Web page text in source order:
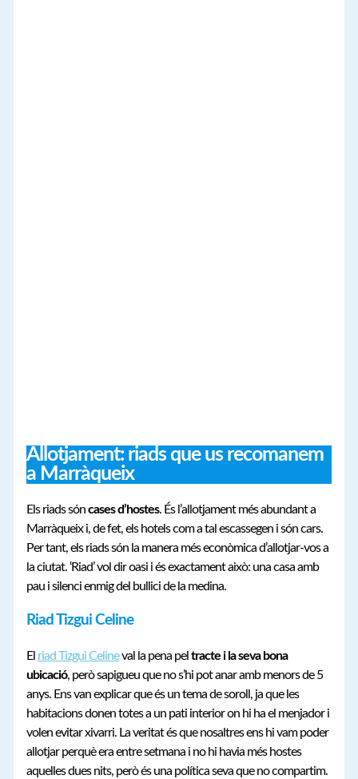
Allotjament: riads que us recomanem
a Marràqueix
Els riads sóncases d’hostes. És l’allotjament més abundant a
Marràqueix i, de fet, els hotels com a tal escassegen i són cars.
Per tant, els riads són la manera més econòmica d’allotjar-vos a
la ciutat. ‘Riad’ vol dir oasi i és exactament això: una casa amb
pau i silenci enmig del bullici de la medina.
Riad Tizgui Celine
El riad Tizgui Celineval la pena peltracte i la seva bona
ubicació, però sapigueu que no s’hi pot anar amb menors de 5
anys. Ens van explicar que és un tema de soroll, ja que les
habitacions donen totes a un pati interior on hi ha el menjador i
volen evitar xivarri. La veritat és que nosaltres ens hi vam poder
allotjar perquè era entre setmana i no hi havia més hostes
aquelles dues nits, però és una política seva que no compartim.